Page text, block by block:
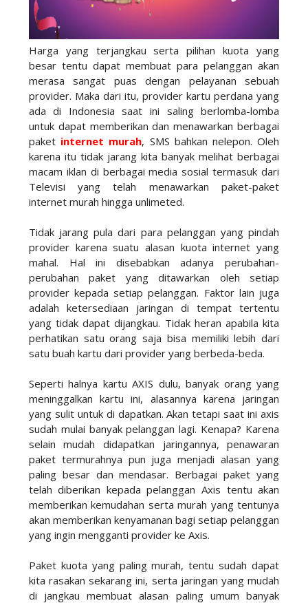
Harga yang terjangkau serta pilihan kuota yang
besar tentu dapat membuat para pelanggan akan
merasa sangat puas dengan pelayanan sebuah
provider. Maka dari itu, provider kartu perdana yang
ada di Indonesia saat ini saling berlomba-lomba
untuk dapat memberikan dan menawarkan berbagai
paket internet murah, SMS bahkan nelepon. Oleh
karena itu tidak jarang kita banyak melihat berbagai
macam iklan di berbagai media sosial termasuk dari
Televisi yang telah menawarkan paket-paket
internet murah hingga unlimeted.
Tidak jarang pula dari para pelanggan yang pindah
provider karena suatu alasan kuota internet yang
mahal. Hal ini disebabkan adanya perubahan-
perubahan paket yang ditawarkan oleh setiap
provider kepada setiap pelanggan. Faktor lain juga
adalah ketersediaan jaringan di tempat tertentu
yang tidak dapat dijangkau. Tidak heran apabila kita
perhatikan satu orang saja bisa memiliki lebih dari
satu buah kartu dari provider yang berbeda-beda.
Seperti halnya kartu AXIS dulu, banyak orang yang
meninggalkan kartu ini, alasannya karena jaringan
yang sulit untuk di dapatkan. Akan tetapi saat ini axis
sudah mulai banyak pelanggan lagi. Kenapa? Karena
selain mudah didapatkan jaringannya, penawaran
paket termurahnya pun juga menjadi alasan yang
paling besar dan mendasar. Berbagai paket yang
telah diberikan kepada pelanggan Axis tentu akan
memberikan kemudahan serta murah yang tentunya
akan memberikan kenyamanan bagi setiap pelanggan
yang ingin mengganti provider ke Axis.
Paket kuota yang paling murah, tentu sudah dapat
kita rasakan sekarang ini, serta jaringan yang mudah
di jangkau membuat alasan paling umum banyak